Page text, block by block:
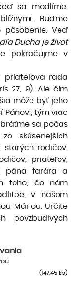
sa modlíme.
Buďme
pôsobenie. Veď
Ducha je život
pokračujme v
priateľova rada
27, 9). Ale čím
môže byť jeho
Pánovi, tým viac
sa počas
skúsenejších
rodičov,
priateľov,
pána farára a
toho, čo nám
v našom
Máriou. Určite
povzbudivých
(147.45 kb)